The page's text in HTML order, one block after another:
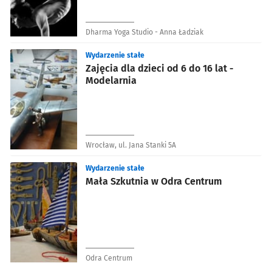
Dharma Yoga Studio - Anna Ładziak
Zajęcia dla dzieci od 6 do 16 lat -
Modelarnia
Wydarzenie stałe
Wrocław, ul. Jana Stanki 5A
Mała Szkutnia w Odra Centrum
Wydarzenie stałe
Odra Centrum